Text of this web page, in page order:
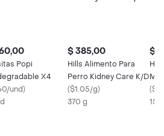
Popi
X4
und)
$ 385,00
Hills Alimento Para
Perro Kidney Care K/D
($1.05/g)
370 g
$
(
156